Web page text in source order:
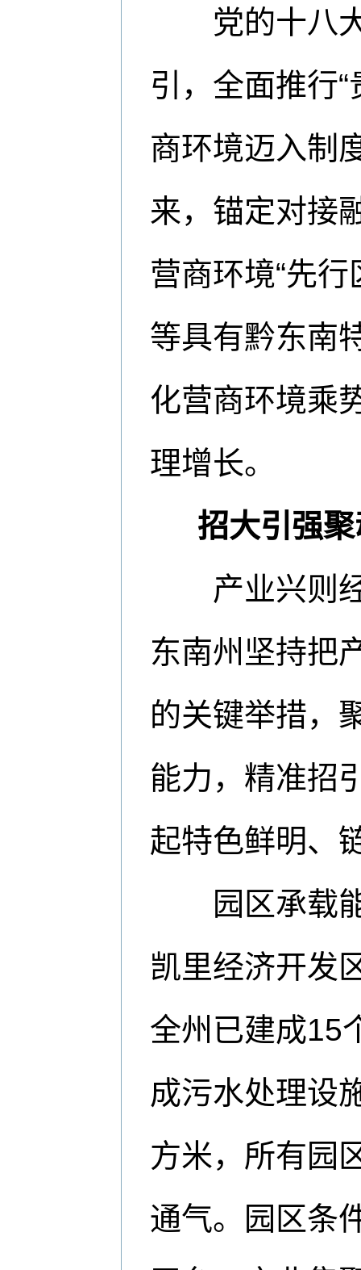
党的十八大
引，全面推行
商环境迈入制
来，锚定对接
营商环境“先行
等具有黔东南
化营商环境乘
理增长。
招大引强
产业兴则经
东南州坚持把
的关键举措，
能力，精准招
起特色鲜明、
园区承载能
凯里经济开发
全州已建成15
成污水处理设
方米，所有园
通气。园区条